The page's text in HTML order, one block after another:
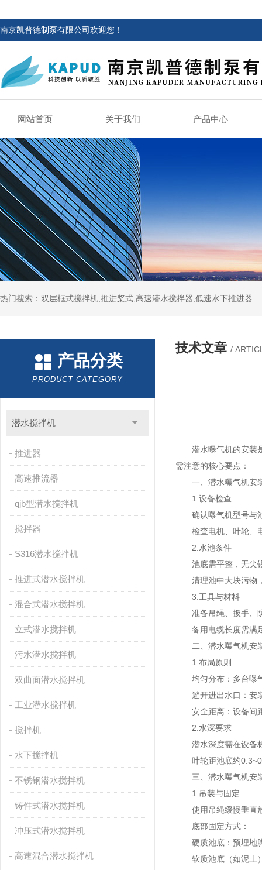
南京凯普德制泵有限公司欢迎您！
网站首页 关于我们 产品中心
热门搜索：双层框式搅拌机,推进桨式,高速潜水搅拌器,低速水下推进器
产品分类
PRODUCT CATEGORY
潜水搅拌机
推进器
高速推流器
qjb型潜水搅拌机
搅拌器
S316潜水搅拌机
推进式潜水搅拌机
混合式潜水搅拌机
立式潜水搅拌机
污水潜水搅拌机
双曲面潜水搅拌机
工业潜水搅拌机
搅拌机
水下搅拌机
不锈钢潜水搅拌机
铸件式潜水搅拌机
冲压式潜水搅拌机
高速混合潜水搅拌机
技术文章 /
潜水曝气机的安装是
需注意的核心要点：
一、 潜水曝气机安
1.设备检查
确认曝气机型号与池
检查电机、叶轮、电
2.水池条件
池底需平整，无尖锐
清理池中大块污物，
3.工具与材料
准备吊绳、扳手、防
备用电缆长度需满足
二、潜水曝气机安
1.布局原则
均匀分布：多台曝气
避开进出水口：安装
安全距离：设备间距
2.水深要求
潜水深度需在设备标
叶轮距池底约
三、潜水曝气机安
1.吊装与固定
使用吊绳缓慢垂直放
底部固定方式：
硬质池底：预埋地
软质池底（如泥土）